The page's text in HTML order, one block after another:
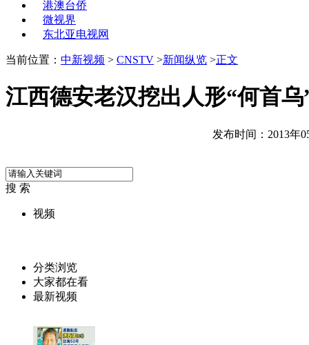
港澳台侨
微视界
东北亚电视网
当前位置： 中新视频 > CNSTV >新闻纵览 >正文
江西德安老汉挖出人形“何首
发布时间：2013年
搜 索
视频
分类浏览
大家都在看
最新视频